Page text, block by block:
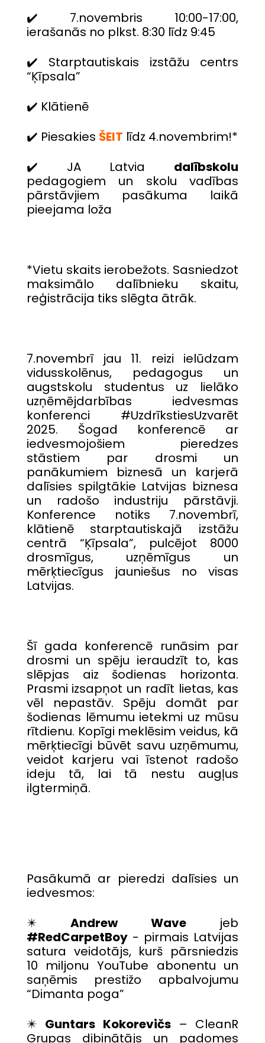
✔️ 7.novembris 10:00-17:00,
ierašanās no plkst. 8:30 līdz 9:45
✔️ Starptautiskais izstāžu centrs
“Ķīpsala”
✔️ Klātienē
✔️ Piesakies ŠEIT līdz 4.novembrim!*
✔️ JA Latvia dalībskolu
pedagogiem un skolu vadības
pārstāvjiem pasākuma laikā
pieejama loža
*Vietu skaits ierobežots. Sasniedzot
maksimālo dalībnieku skaitu,
reģistrācija tiks slēgta ātrāk.
7.novembrī jau 11. reizi ielūdzam
vidusskolēnus, pedagogus un
augstskolu studentus uz lielāko
uzņēmējdarbības iedvesmas
konferenci #UzdrīkstiesUzvarēt
2025. Šogad konferencē ar
iedvesmojošiem pieredzes
stāstiem par drosmi un
panākumiem biznesā un karjerā
dalīsies spilgtākie Latvijas biznesa
un radošo industriju pārstāvji.
Konference notiks 7.novembrī,
klātienē starptautiskajā izstāžu
centrā “Ķīpsala”, pulcējot 8000
drosmīgus, uzņēmīgus un
mērķtiecīgus jauniešus no visas
Latvijas.
Šī gada konferencē runāsim par
drosmi un spēju ieraudzīt to, kas
slēpjas aiz šodienas horizonta.
Prasmi izsapņot un radīt lietas, kas
vēl nepastāv. Spēju domāt par
šodienas lēmumu ietekmi uz mūsu
rītdienu. Kopīgi meklēsim veidus, kā
mērķtiecīgi būvēt savu uzņēmumu,
veidot karjeru vai īstenot radošo
ideju tā, lai tā nestu augļus
ilgtermiņā.
Pasākumā ar pieredzi dalīsies un
iedvesmos:
✴️Andrew Wavejeb
#RedCarpetBoy- pirmais Latvijas
satura veidotājs, kurš pārsniedzis
10 miljonu YouTube abonentu un
saņēmis prestižo apbalvojumu
“Dimanta poga”
✴️ Guntars Kokorevičs– CleanR
Grupas dibinātājs un padomes